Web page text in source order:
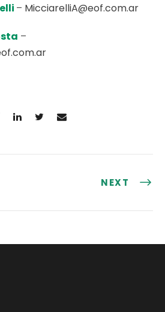
– MicciarelliA@eof.com.ar
–
NEXT